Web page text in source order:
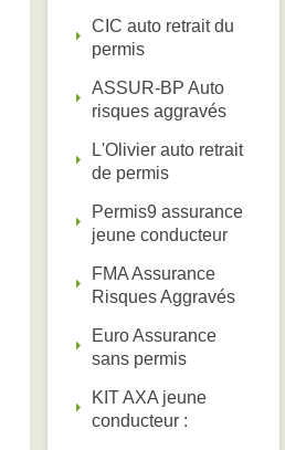
CIC auto retrait du
permis
ASSUR-BP Auto
risques aggravés
L'Olivier auto retrait
de permis
Permis9 assurance
jeune conducteur
FMA Assurance
Risques Aggravés
Euro Assurance
sans permis
KIT AXA jeune
conducteur :